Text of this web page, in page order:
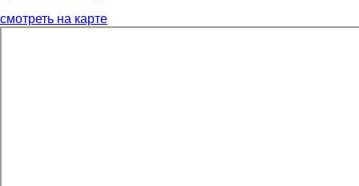
смотреть на карте